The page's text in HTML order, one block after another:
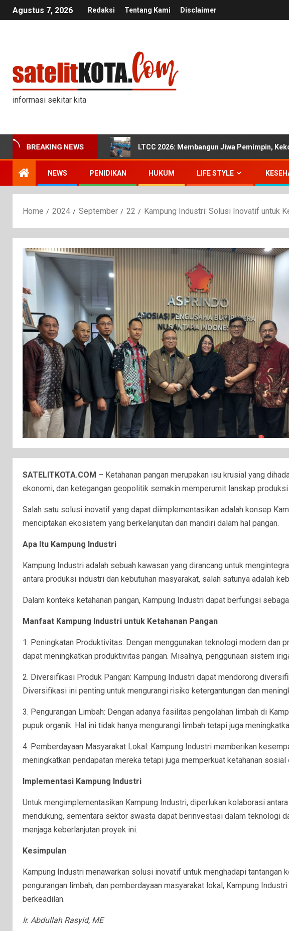
Agustus 7, 2026 Redaksi Tentang Kami Disclaimer
informasi sekitar kita
BREAKING NEWS LTCC 2026: Membangun Jiwa Pemimpin,
NEWS PENIDIKAN HUKUM LIFE STYLE
Home 2024 September 22 Kampung Industri: Solusi Inovatif untuk
SATELITKOTA.COM – Ketahanan pangan merupakan isu krusial yang
ekonomi, dan ketegangan geopolitik semakin memperumit lanskap
Salah satu solusi inovatif yang dapat diimplementasikan adalah konsep
menciptakan ekosistem yang berkelanjutan dan mandiri dalam hal pangan.
Apa Itu Kampung Industri
Kampung Industri adalah sebuah kawasan yang dirancang untuk
antara produksi industri dan kebutuhan masyarakat, salah satunya adalah
Dalam konteks ketahanan pangan, Kampung Industri dapat berfungsi
Manfaat Kampung Industri untuk Ketahanan Pangan
1. Peningkatan Produktivitas: Dengan menggunakan teknologi modern
dapat meningkatkan produktivitas pangan. Misalnya, penggunaan sistem
2. Diversifikasi Produk Pangan: Kampung Industri dapat mendorong
Diversifikasi ini penting untuk mengurangi risiko ketergantungan dan
3. Pengurangan Limbah: Dengan adanya fasilitas pengolahan limbah di
pupuk organik. Hal ini tidak hanya mengurangi limbah tetapi juga
4. Pemberdayaan Masyarakat Lokal: Kampung Industri memberikan
meningkatkan pendapatan mereka tetapi juga memperkuat ketahanan
Implementasi Kampung Industri
Untuk mengimplementasikan Kampung Industri, diperlukan kolaborasi
mendukung, sementara sektor swasta dapat berinvestasi dalam teknologi
menjaga keberlanjutan proyek ini.
Kesimpulan
Kampung Industri menawarkan solusi inovatif untuk menghadapi
pengurangan limbah, dan pemberdayaan masyarakat lokal, Kampung
berkeadilan.
Ir. Abdullah Rasyid, ME